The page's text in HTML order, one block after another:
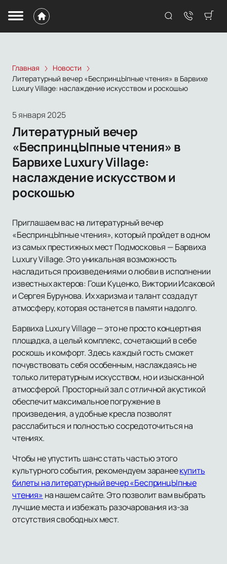
Главная
Новости
Литературный вечер «БеспринцЫпные чтения» в Барвихе
Luxury Village: наслаждение искусством и роскошью
5 января 2025
Литературный вечер
«БеспринцЫпные чтения» в
Барвихе Luxury Village:
наслаждение искусством и
роскошью
Приглашаем вас на литературный вечер
«БеспринцЫпные чтения», который пройдет в одном
из самых престижных мест Подмосковья — Барвиха
Luxury Village. Это уникальная возможность
насладиться произведениями о любви в исполнении
известных актеров: Гоши Куценко, Виктории Исаковой
и Сергея Бурунова. Их харизма и талант создадут
атмосферу, которая останется в памяти надолго.
Барвиха Luxury Village — это не просто концертная
площадка, а целый комплекс, сочетающий в себе
роскошь и комфорт. Здесь каждый гость сможет
почувствовать себя особенным, наслаждаясь не
только литературным искусством, но и изысканной
атмосферой. Просторный зал с отличной акустикой
обеспечит максимальное погружение в
произведения, а удобные кресла позволят
расслабиться и полностью сосредоточиться на
чтениях.
Чтобы не упустить шанс стать частью этого
культурного события, рекомендуем заранеекупить
билеты на литературный вечер «БеспринцЫпные
чтения» на нашем сайте. Это позволит вам выбрать
лучшие места и избежать разочарования из-за
отсутствия свободных мест.